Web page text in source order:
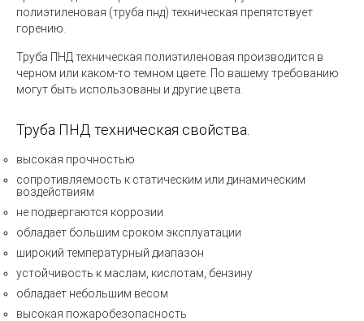
полиэтиленовая (труба пнд) техническая препятствует
горению.
Труба ПНД техническая полиэтиленовая производится в
черном или каком-то темном цвете. По вашему требованию
могут быть использованы и другие цвета.
Труба ПНД техническая свойства.
высокая прочностью
сопротивляемость к статическим или динамическим
воздействиям
не подвергаются коррозии
обладает большим сроком эксплуатации
широкий температурный диапазон
устойчивость к маслам, кислотам, бензину
обладает небольшим весом
высокая пожаробезопасность